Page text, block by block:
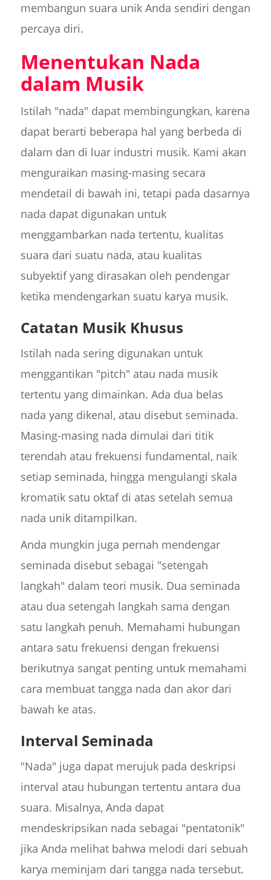
membangun suara unik Anda sendiri dengan
percaya diri.
Menentukan Nada
dalam Musik
Istilah "nada" dapat membingungkan, karena
dapat berarti beberapa hal yang berbeda di
dalam dan di luar industri musik. Kami akan
menguraikan masing-masing secara
mendetail di bawah ini, tetapi pada dasarnya
nada dapat digunakan untuk
menggambarkan nada tertentu, kualitas
suara dari suatu nada, atau kualitas
subyektif yang dirasakan oleh pendengar
ketika mendengarkan suatu karya musik.
Catatan Musik Khusus
Istilah nada sering digunakan untuk
menggantikan "pitch" atau nada musik
tertentu yang dimainkan. Ada dua belas
nada yang dikenal, atau disebut seminada.
Masing-masing nada dimulai dari titik
terendah atau frekuensi fundamental, naik
setiap seminada, hingga mengulangi skala
kromatik satu oktaf di atas setelah semua
nada unik ditampilkan.
Anda mungkin juga pernah mendengar
seminada disebut sebagai "setengah
langkah" dalam teori musik. Dua seminada
atau dua setengah langkah sama dengan
satu langkah penuh. Memahami hubungan
antara satu frekuensi dengan frekuensi
berikutnya sangat penting untuk memahami
cara membuat tangga nada dan akor dari
bawah ke atas.
Interval Seminada
"Nada" juga dapat merujuk pada deskripsi
interval atau hubungan tertentu antara dua
suara. Misalnya, Anda dapat
mendeskripsikan nada sebagai "pentatonik"
jika Anda melihat bahwa melodi dari sebuah
karya meminjam dari tangga nada tersebut.